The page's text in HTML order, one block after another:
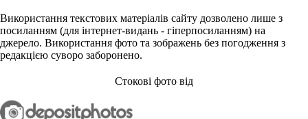
Використання текстових матеріалів сайту дозволено лише з
посиланням (для інтернет-видань - гіперпосиланням) на
джерело. Використання фото та зображень без погодження з
редакцією суворо заборонено.
Стокові фото від